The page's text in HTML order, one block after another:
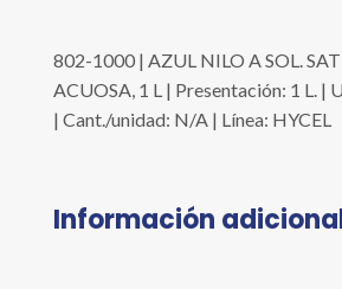
802-1000 | AZUL NILO A SOL.
ACUOSA, 1 L | Presentación: 1 L. |
| Cant./unidad: N/A | Línea: HYCEL
Información